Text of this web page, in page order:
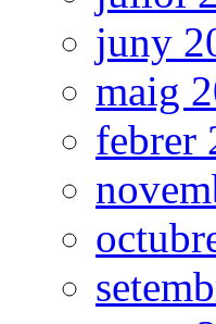
juny
maig
febrer